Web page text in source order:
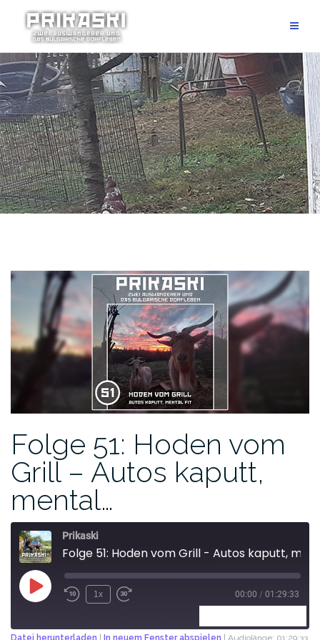
Folge 51: Hoden vom
Grill – Autos kaputt,
mental…
Prikaski
1x 00:00 / 01:29:33